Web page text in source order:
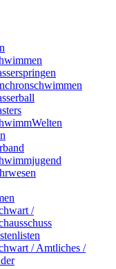
/
/ Amtliches /